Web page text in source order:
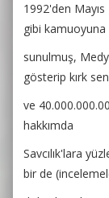
1992'den
gibi kamuoyuna
sunulmuş,
gösterip kırk
ve
hakkımda
Savcılık'lara
bir de